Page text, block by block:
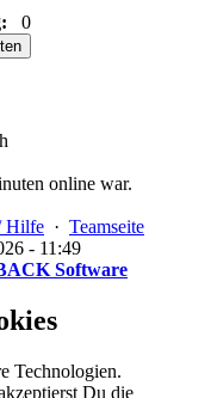
0
online war.
Hilfe · Teamseite
- 11:49
Software
Technologien.
Du die